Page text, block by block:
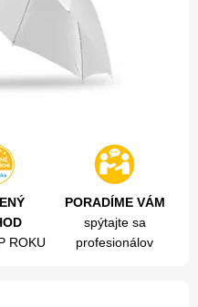
ROKU
PORADÍME VÁM
spýtajte sa
profesionálov